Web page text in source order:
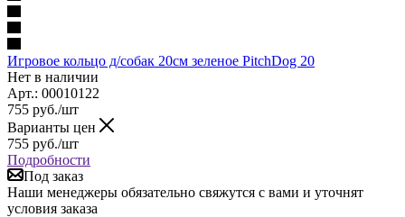
Игровое кольцо д/собак 20см зеленое PitchDog 20
Нет в наличии
Арт.: 00010122
755 руб./шт
Варианты цен
755 руб./шт
Подробности
Под заказ
Наши менеджеры обязательно свяжутся с вами и уточнят
условия заказа